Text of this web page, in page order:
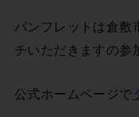
パンフレットは倉敷
チいただきますの参
公式ホームページで